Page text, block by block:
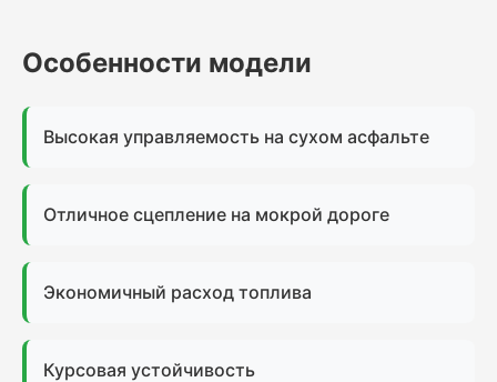
Особенности модели
Высокая управляемость на сухом асфальте
Отличное сцепление на мокрой дороге
Экономичный расход топлива
Курсовая устойчивость